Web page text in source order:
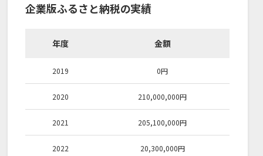
企業版ふるさと納税の実績
年度 金額
2019 0円
2020 210,000,000円
2021 205,100,000円
2022 20,300,000円